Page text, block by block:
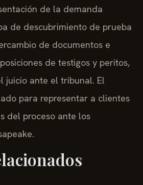
de la demanda
de descubrimiento de prueba
de documentos e
de testigos y peritos,
juicio ante el tribunal. El
para representar a clientes
del proceso ante los